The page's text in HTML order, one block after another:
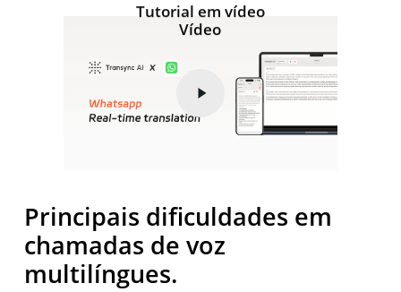
Tutorial em vídeo
Vídeo
Principais dificuldades em
chamadas de voz
multilíngues.